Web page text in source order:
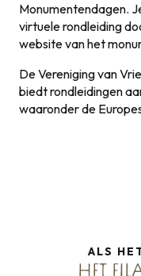
Monumentendagen.
virtuele rondleiding
website van het
De Vereniging van
biedt rondleidingen
waaronder de
ALS
HET